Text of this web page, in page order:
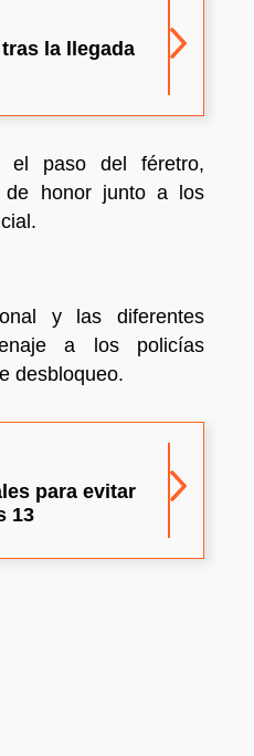
la llegada
el paso del féretro,
de honor junto a los
y las diferentes
a los policías
desbloqueo.
para evitar
13